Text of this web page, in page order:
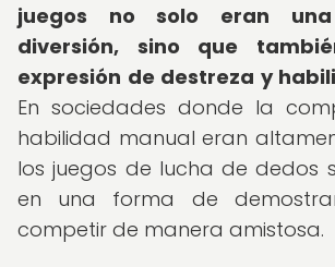
juegos no solo eran
diversión, sino que
expresión de destreza y
En sociedades donde la
habilidad manual eran
los juegos de lucha de dedos
en una forma de
competir de manera amistosa.